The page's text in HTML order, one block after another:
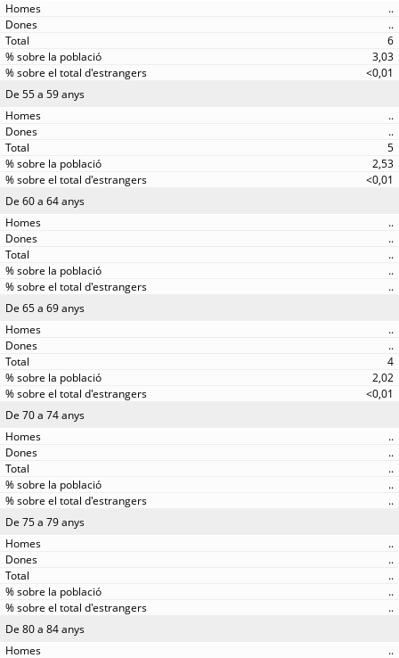
..
..
6
3,03
<0,01
De 55 a 59 anys
..
..
5
2,53
<0,01
De 60 a 64 anys
..
..
..
..
..
De 65 a 69 anys
..
..
4
2,02
<0,01
De 70 a 74 anys
..
..
..
..
..
De 75 a 79 anys
..
..
..
..
..
De 80 a 84 anys
..